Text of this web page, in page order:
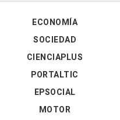
ECONOMÍA
SOCIEDAD
CIENCIAPLUS
PORTALTIC
EPSOCIAL
MOTOR